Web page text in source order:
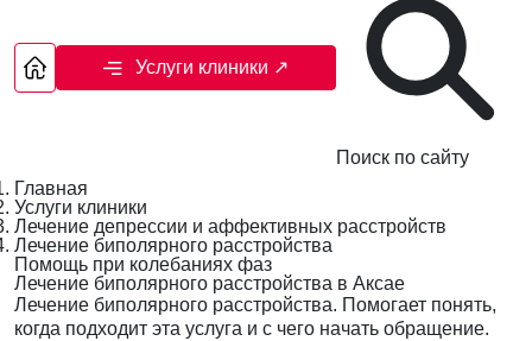
Услуги клиники ↗
Поиск по сайту
Главная
Услуги клиники
Лечение депрессии и аффективных расстройств
Лечение биполярного расстройства
Помощь при колебаниях фаз
Лечение биполярного расстройства в Аксае
Лечение биполярного расстройства. Помогает понять,
когда подходит эта услуга и с чего начать обращение.